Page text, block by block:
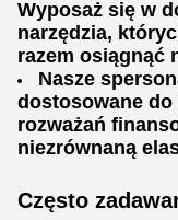
Wyposaż się w
narzędzia,
razem osiągnąć
Nasze
dostosowane
rozważań
niezrównaną
Często